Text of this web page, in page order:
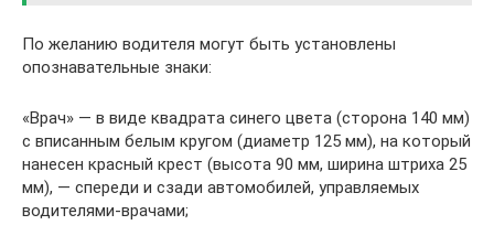
По желанию водителя могут быть установлены
опознавательные знаки:
«Врач» — в виде квадрата синего цвета (сторона 140 мм)
с вписанным белым кругом (диаметр 125 мм), на который
нанесен красный крест (высота 90 мм, ширина штриха 25
мм), — спереди и сзади автомобилей, управляемых
водителями-врачами;